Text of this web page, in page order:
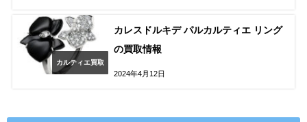
カルティエ買取
カレスドルキデ パルカルティエ リング
の買取情報
2024年4月12日